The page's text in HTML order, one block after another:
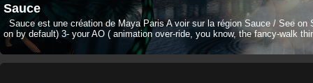
Sauce
Sauce est une création de Maya Paris A voir sur la région Sauce / See
on by default) 3- your AO ( animation over-ride, you know, the fancy-walk